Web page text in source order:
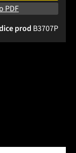
PDF
prod B3707P